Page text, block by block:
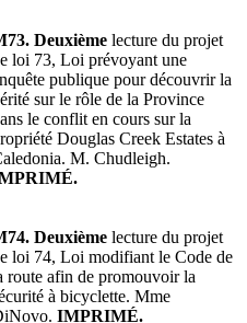
Deuxième lecture du projet
loi 73, Loi prévoyant une
publique pour découvrir la
sur le rôle de la Province
le conflit en cours sur la
Douglas Creek Estates à
M. Chudleigh.
Deuxième lecture du projet
loi 74, Loi modifiant le Code de
route afin de promouvoir la
à bicyclette. Mme
IMPRIMÉ.